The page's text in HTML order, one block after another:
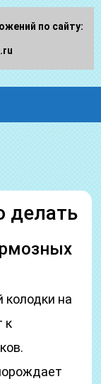
делать
колодки на
к
по сайту: